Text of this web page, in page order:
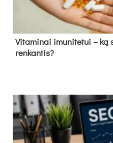
Vitaminai imunitetui – ką
renkantis?